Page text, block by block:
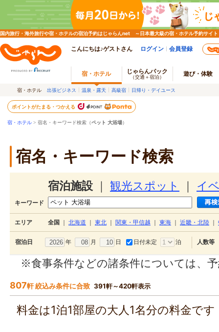
国内旅行・海外旅行や宿・ホテルの宿泊予約はじゃらんnet ～日本最大級の宿・ホテル予約サイト
こんにちは♪ゲストさん ログイン 会員登録
宿・ホテル じゃらんパック
（交通＋宿泊） 遊び・体験
宿・ホテル 出張ビジネス 温泉・露天 高級宿 日帰り・デイユース
ポイントがたまる・つかえる
宿・ホテル > 宿名・キーワード検索（ペット 大浴場）
宿名・キーワード検索
宿泊施設 観光スポット イ
キーワード
エリア 全国 北海道 東北 関東・甲信越 東海 近畿・北陸
宿泊日 年 月 日 日付未定 泊 人数等
※食事条件などの諸条件については、
807軒 絞込み条件に合致 391軒～420軒表示
料金は1泊1部屋の大人1名分の料金で